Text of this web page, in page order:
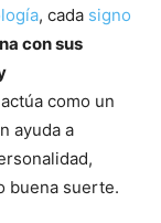
, cada signo
con sus
como un
ayuda a
buena suerte.